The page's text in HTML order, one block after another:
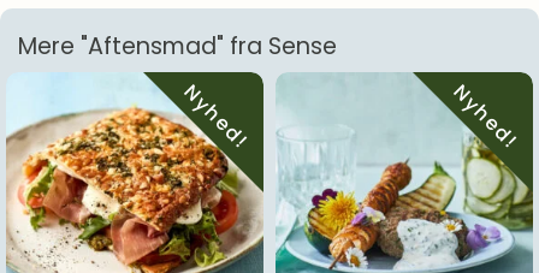
Mere "Aftensmad" fra Sense
Nyhed! Nyhed!